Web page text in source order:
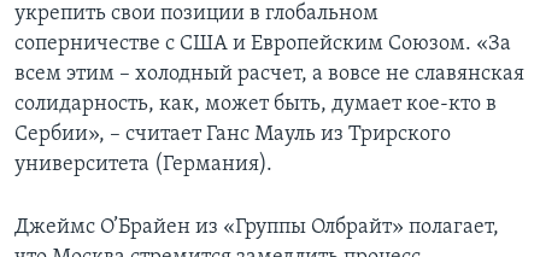
укрепить свои позиции в глобальном
соперничестве с США и Европейским Союзом. «За
всем этим – холодный расчет, а вовсе не славянская
солидарность, как, может быть, думает кое-кто в
Сербии», – считает Ганс Мауль из Трирского
университета (Германия).
Джеймс О’Брайен из «Группы Олбрайт» полагает,